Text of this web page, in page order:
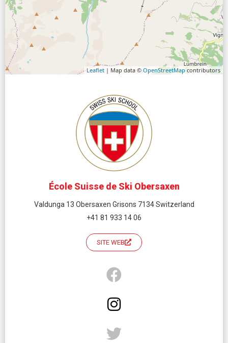
Leaflet | Map data © OpenStreetMapcontributors
École Suisse de Ski Obersaxen
Valdunga 13 Obersaxen Grisons 7134 Switzerland
+41 81 933 14 06
SITE WEB